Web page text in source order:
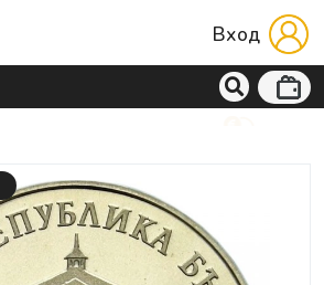
Вход